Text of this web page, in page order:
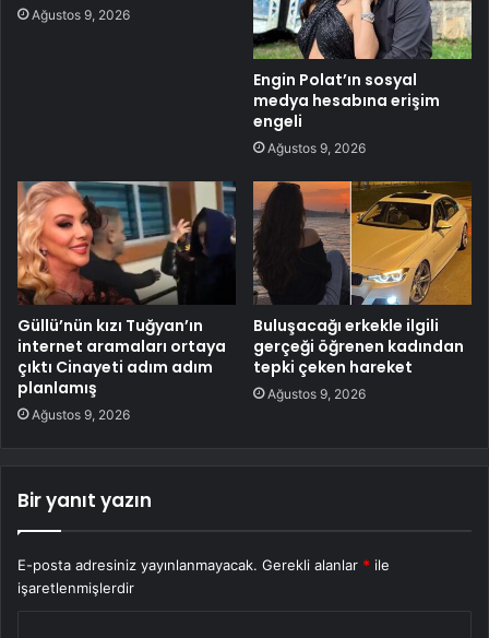
Ağustos 9, 2026
Engin Polat’ın sosyal
medya hesabına erişim
engeli
Ağustos 9, 2026
Güllü’nün kızı Tuğyan’ın
internet aramaları ortaya
çıktı Cinayeti adım adım
planlamış
Ağustos 9, 2026
Buluşacağı erkekle ilgili
gerçeği öğrenen kadından
tepki çeken hareket
Ağustos 9, 2026
Bir yanıt yazın
E-posta adresiniz yayınlanmayacak. Gerekli alanlar * ile
işaretlenmişlerdir